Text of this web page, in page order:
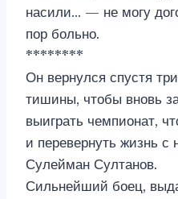
насили… — не могу
пор больно.
********
Он вернулся спустя
тишины, чтобы вновь
выиграть чемпионат,
и перевернуть жизнь с
Сулейман Султанов.
Сильнейший боец,